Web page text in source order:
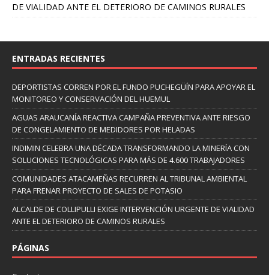
DE VIALIDAD ANTE EL DETERIORO DE CAMINOS RURALES
ENTRADAS RECIENTES
DEPORTISTAS CORREN POR EL FUNDO PUCHEGÜÍN PARA APOYAR EL
MONITOREO Y CONSERVACIÓN DEL HUEMUL
AGUAS ARAUCANÍA REACTIVA CAMPAÑA PREVENTIVA ANTE RIESGO
DE CONGELAMIENTO DE MEDIDORES POR HELADAS
INDIMIN CELEBRA UNA DÉCADA TRANSFORMANDO LA MINERÍA CON
SOLUCIONES TECNOLÓGICAS PARA MÁS DE 4.600 TRABAJADORES
COMUNIDADES ATACAMEÑAS RECURREN AL TRIBUNAL AMBIENTAL
PARA FRENAR PROYECTO DE SALES DE POTASIO
ALCALDE DE COLLIPULLI EXIGE INTERVENCIÓN URGENTE DE VIALIDAD
ANTE EL DETERIORO DE CAMINOS RURALES
PÁGINAS